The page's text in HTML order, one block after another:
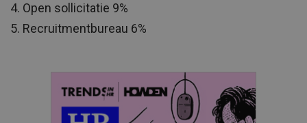
4. Open sollicitatie 9%
5. Recruitmentbureau 6%